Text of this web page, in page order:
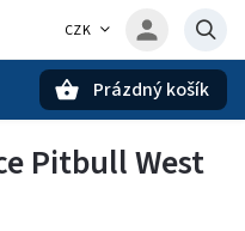
CZK
Prázdný košík
Pitbull West